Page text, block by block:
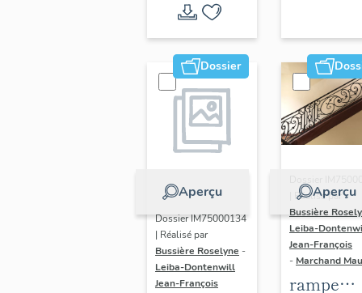
Dossier
Aperçu
Dossier IM75000134
| Réalisé par
Bussière Roselyne -
Leiba-Dontenwill
Jean-François
Aperçu
| Réalisé par
Bussière
Leiba-
Jean-François
- Marchand
rampe